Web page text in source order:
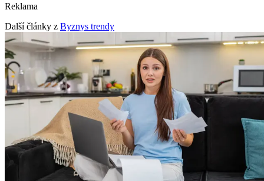
Reklama
Další články z Byznys trendy